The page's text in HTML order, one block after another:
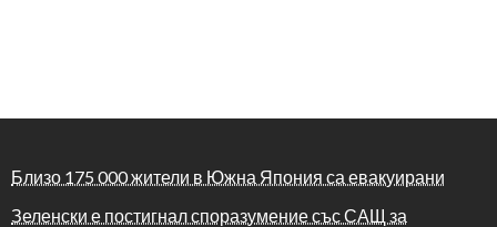
Близо 175 000 жители в Южна Япония са евакуирани
Зеленски е постигнал споразумение със САЩ за